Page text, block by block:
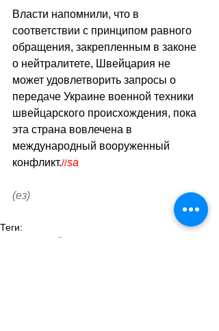
Власти напомнили, что в
соответствии с принципом равного
обращения, закрепленным в законе
о нейтралитете, Швейцария не
может удовлетворить запросы о
передаче Украине военной техники
швейцарского происхождения, пока
эта страна вовлечена в
международный вооруженный
конфликт.//sa
(ез)
Теги:
новости швейцарии